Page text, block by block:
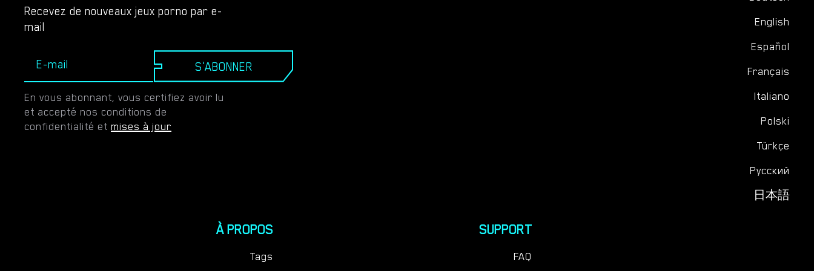
Recevez de nouveaux jeux porno par e-
mail
S'ABONNER
En vous abonnant, vous certifiez avoir lu
et accepté nos conditions de
confidentialité et mises à jour
English
Español
Français
Italiano
Polski
Türkçe
Русский
日本語
À PROPOS
Tags
SUPPORT
FAQ